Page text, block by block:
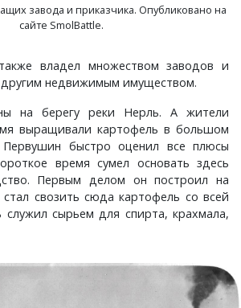
завода и приказчика. Опубликовано на
сайте SmolBattle.
владел множеством заводов и
недвижимым имуществом.
на берегу реки Нерль. А жители
выращивали картофель в большом
быстро оценил все плюсы
время сумел основать здесь
Первым делом он построил на
свозить сюда картофель со всей
служил сырьем для спирта, крахмала,